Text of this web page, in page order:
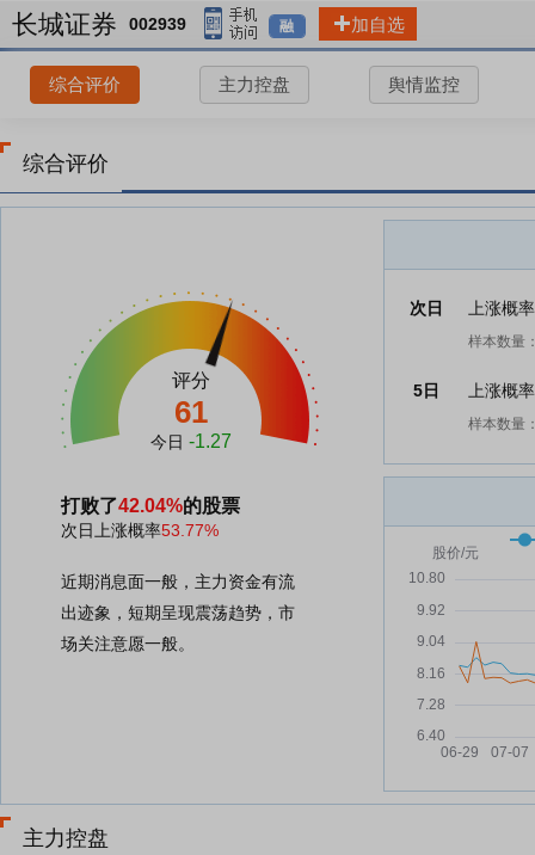
长城证券 002939 融 加自选
综合评价 主力控盘 舆情监控
综合评价
评分
61
今日 -1.27
打败了42.04%的股票
次日上涨概率53.77%
近期消息面一般，主力资金有流
出迹象，短期呈现震荡趋势，市
场关注意愿一般。
次日 上涨概
样本数量
5日 上涨概
样本数量
主力控盘